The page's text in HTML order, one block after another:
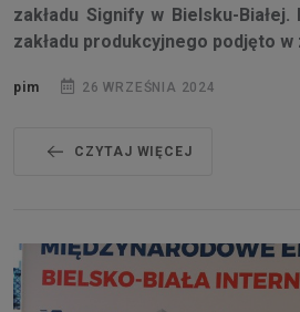
zakładu Signify w Bielsku-
zakładu produkcyjnego podjęto w
pim 26 WRZEŚNIA 2024
CZYTAJ WIĘCEJ